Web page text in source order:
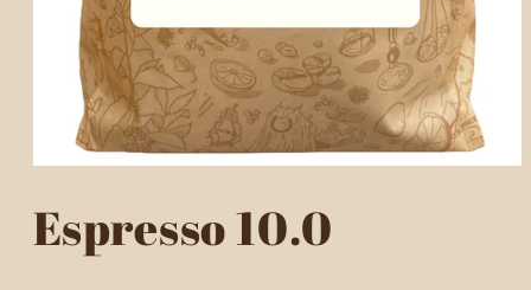
1
modal
Espresso 10.0